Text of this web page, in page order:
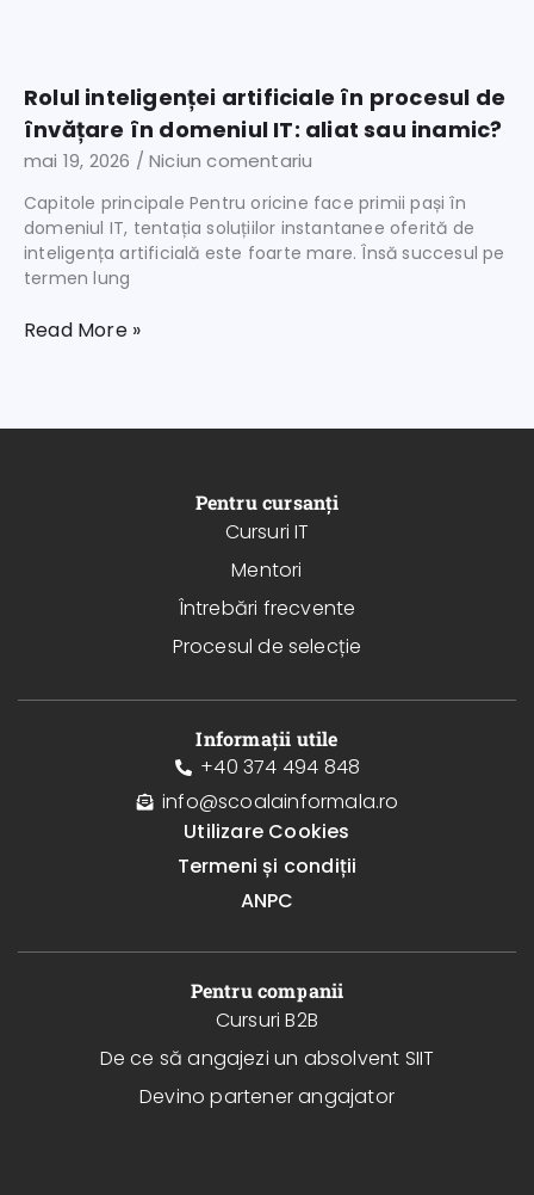
Rolul inteligenței artificiale în procesul de
învățare în domeniul IT: aliat sau inamic?
mai 19, 2026 Niciun comentariu
Capitole principale Pentru oricine face primii pași în
domeniul IT, tentația soluțiilor instantanee oferită de
inteligența artificială este foarte mare. Însă succesul pe
termen lung
Read More »
Pentru cursanți
Cursuri IT
Mentori
Întrebări frecvente
Procesul de selecție
Informații utile
+40 374 494 848
info@scoalainformala.ro
Utilizare Cookies
Termeni și condiții
ANPC
Pentru companii
Cursuri B2B
De ce să angajezi un absolvent SIIT
Devino partener angajator